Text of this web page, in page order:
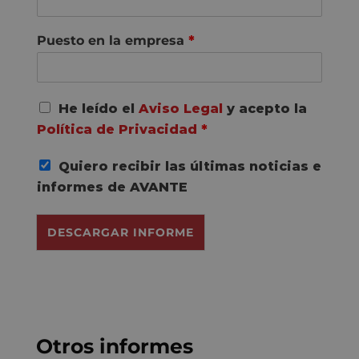
Puesto en la empresa *
A
c
u
r
d
R
P
He leído el Aviso Legal y acepto la
Política de Privacidad *
Quiero recibir las últimas noticias e
informes de AVANTE
DESCARGAR INFORME
Otros informes